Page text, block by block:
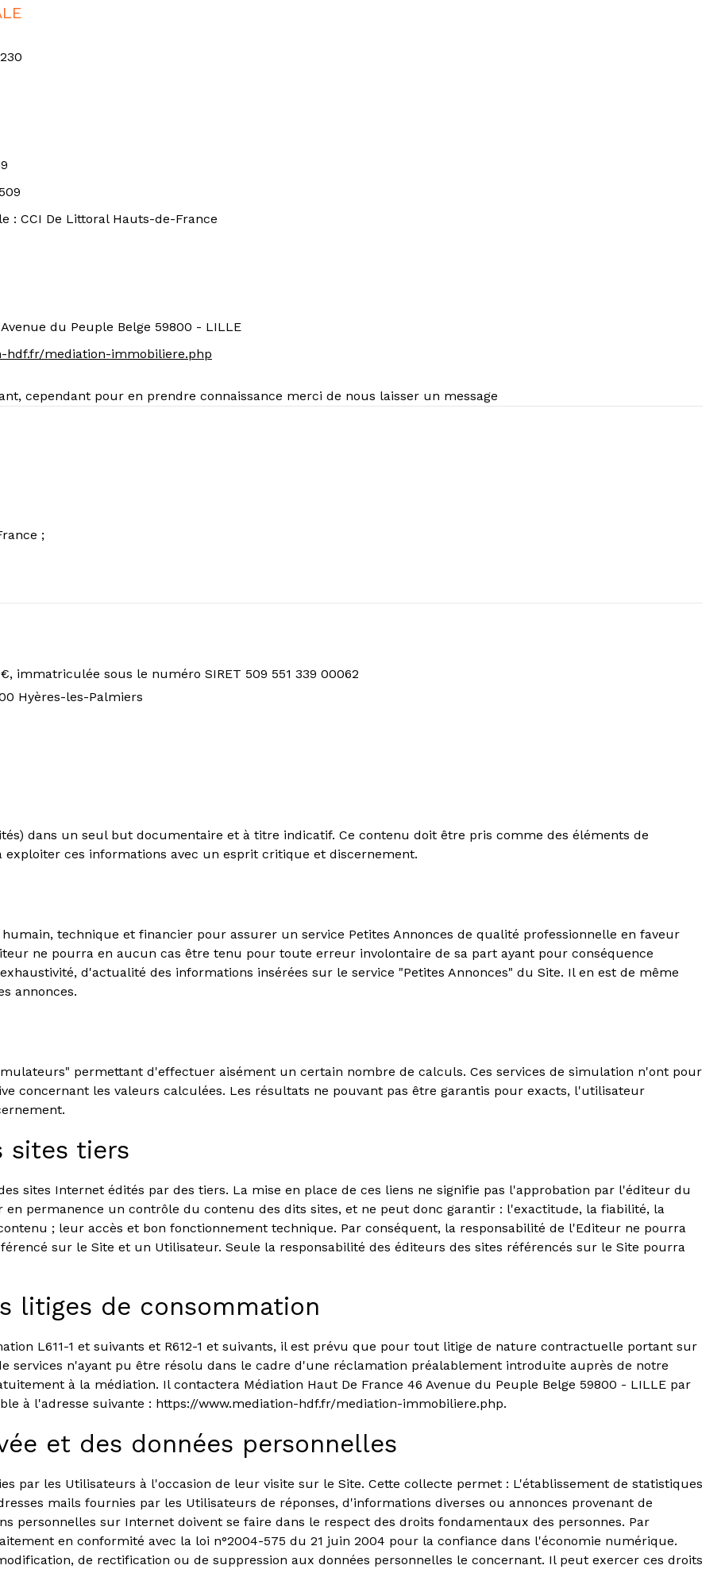
: CCI De Littoral Hauts-de-France
du Peuple Belge 59800 - LILLE
hdf.fr/mediation-immobiliere.php
cependant pour en prendre connaissance merci de nous laisser un message
;
immatriculée sous le numéro SIRET 509 551 339 00062
Hyères-les-Palmiers
dans un seul but documentaire et à titre indicatif. Ce contenu doit être pris comme des éléments de
ces informations avec un esprit critique et discernement.
technique et financier pour assurer un service Petites Annonces de qualité professionnelle en faveur
ne pourra en aucun cas être tenu pour toute erreur involontaire de sa part ayant pour conséquence
d'actualité des informations insérées sur le service "Petites Annonces" du Site. Il en est de même
annonces.
permettant d'effectuer aisément un certain nombre de calculs. Ces services de simulation n'ont pour
concernant les valeurs calculées. Les résultats ne pouvant pas être garantis pour exacts, l'utilisateur
sites tiers
sites Internet édités par des tiers. La mise en place de ces liens ne signifie pas l'approbation par l'éditeur du
permanence un contrôle du contenu des dits sites, et ne peut donc garantir : l'exactitude, la fiabilité, la
; leur accès et bon fonctionnement technique. Par conséquent, la responsabilité de l'Editeur ne pourra
sur le Site et un Utilisateur. Seule la responsabilité des éditeurs des sites référencés sur le Site pourra
litiges de consommation
L611-1 et suivants et R612-1 et suivants, il est prévu que pour tout litige de nature contractuelle portant sur
services n'ayant pu être résolu dans le cadre d'une réclamation préalablement introduite auprès de notre
à la médiation. Il contactera Médiation Haut De France 46 Avenue du Peuple Belge 59800 - LILLE par
à l'adresse suivante : https://www.mediation-hdf.fr/mediation-immobiliere.php.
et des données personnelles
par les Utilisateurs à l'occasion de leur visite sur le Site. Cette collecte permet : L'établissement de statistiques
mails fournies par les Utilisateurs de réponses, d'informations diverses ou annonces provenant de
personnelles sur Internet doivent se faire dans le respect des droits fondamentaux des personnes. Par
en conformité avec la loi n°2004-575 du 21 juin 2004 pour la confiance dans l'économie numérique.
de rectification ou de suppression aux données personnelles le concernant. Il peut exercer ces droits